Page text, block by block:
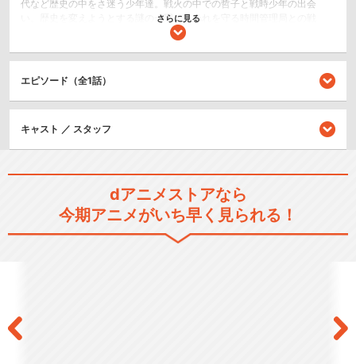
代など歴史の中をさ迷う少年達。戦火の中での哲子と戦時少年の出会
い。歴史を変えようとする謎の一団と、それを守る時間管理局との戦
い。そしてジロを追うタイムハンター、クタジマ・トシトとの追跡劇の
こが本能寺の変の直前であることを知る。果たして本能寺の変は起こる
のか?少年達は元の時代へ帰れるのか?そして哲子と蘭丸の時空を超えた
恋の行方は?謎の男クタジマの正体は?風雲急を告げる本能寺。そして意
外な結末が―――。
SF/ファンタジー
さらに見る
エピソード（全1話）
キャスト ／ スタッフ
dアニメストアなら
今期アニメがいち早く見られる！